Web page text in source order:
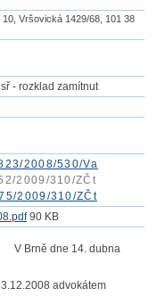
Vršovická 1429/68, 101 38
- rozklad zamítnut
2008/530/Va
2009/310/ZČt
2009/310/ZČt
90 KB
Brně dne 14. dubna
advokátem